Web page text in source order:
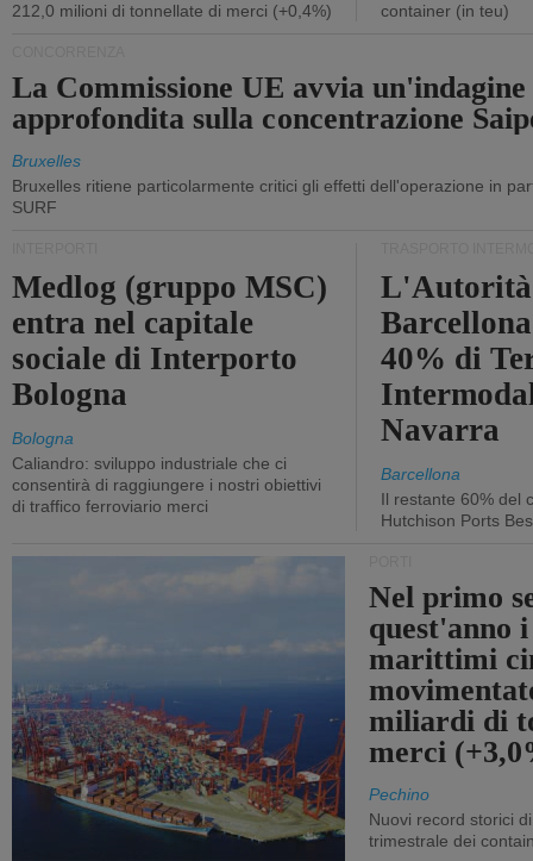
212,0 milioni di tonnellate di merci (+0,4%)
container (in teu)
La Commissione UE avvia un'indagine
approfondita sulla concentrazione
Bruxelles
Bruxelles ritiene particolarmente critici gli effetti dell'operazione in
SURF
Medlog (gruppo MSC)
entra nel capitale
sociale di Interporto
Bologna
Bologna
Caliandro: sviluppo industriale che ci
consentirà di raggiungere i nostri obiettivi
di traffico ferroviario merci
40% di
Navarra
Barcellona
Il restante 60% del
Hutchison Ports
Nel primo
quest'anno
marittimi
miliardi di
merci
Pechino
Nuovi record storici
trimestrale dei